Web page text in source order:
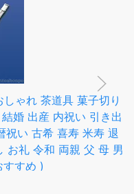
ゃれ 茶道具 菓子切り
婚 出産 内祝い 引き出
祝い 古希 喜寿 米寿 退
お礼 令和 両親 父 母 男
すめ )